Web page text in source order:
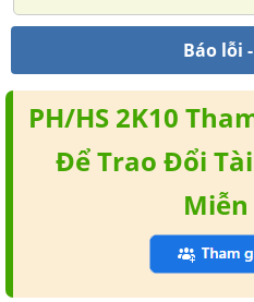
Báo lỗi
PH/HS 2K10
Để Trao Đổi